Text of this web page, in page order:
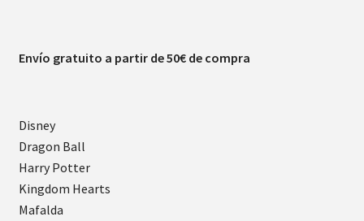
Envío gratuito a partir de 50€ de compra
Disney
Dragon Ball
Harry Potter
Kingdom Hearts
Mafalda